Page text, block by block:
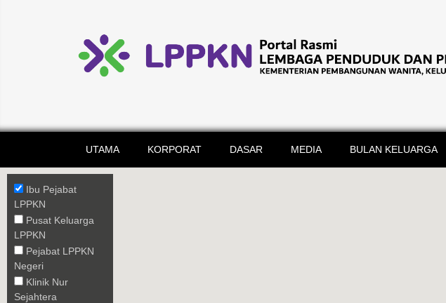
UTAMA KORPORAT DASAR MEDIA BULAN KELUARGA
Ibu Pejabat
LPPKN
Pusat Keluarga
LPPKN
Pejabat LPPKN
Negeri
Klinik Nur
Sejahtera